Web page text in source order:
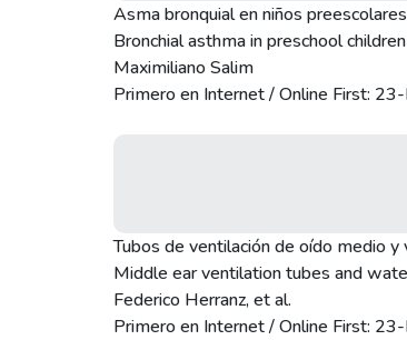
Asma bronquial en niños
Bronchial asthma in preschool
Maximiliano Salim
Primero en Internet / Online First:
Tubos de ventilación de oído medio
Middle ear ventilation tubes and
Federico Herranz, et al.
Primero en Internet / Online First: